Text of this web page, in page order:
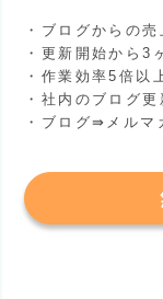
・ブログからの
・更新開始から
・作業効率5倍以
・社内のブログ
・ブログ⇛メルマ